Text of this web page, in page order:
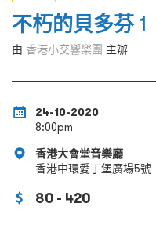
不朽的貝多芬 1
由 香港小交響樂團 主辦
24-10-2020
8:00pm
香港大會堂音樂廳
香港中環愛丁堡廣場5號
80 - 420